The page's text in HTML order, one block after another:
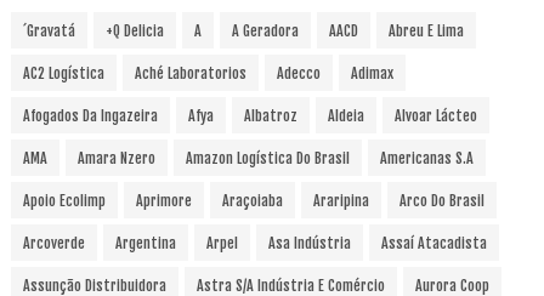
´Gravatá +Q Delicia A A Geradora AACD Abreu E Lima
AC2 Logística Aché Laboratorios Adecco Adimax
Afogados Da Ingazeira Afya Albatroz Aldeia Alvoar Lácteo
AMA Amara Nzero Amazon Logística Do Brasil Americanas S.A
Apoio Ecolimp Aprimore Araçoiaba Araripina Arco Do Brasil
Arcoverde Argentina Arpel Asa Indústria Assaí Atacadista
Assunção Distribuidora Astra S/A Indústria E Comércio Aurora Coop